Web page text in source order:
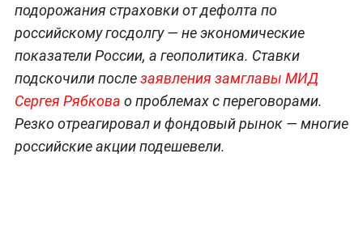
подорожания страховки от дефолта по
российскому госдолгу — не экономические
показатели России, а геополитика. Ставки
подскочили послезаявления замглавы МИД
Сергея Рябкова о проблемах с переговорами.
Резко отреагировал и фондовый рынок — многие
российские акции подешевели.